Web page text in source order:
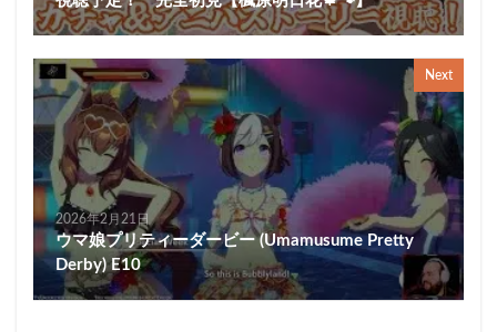
Next
2026年2月21日
ウマ娘プリティーダービー (Umamusume Pretty
Derby) E10